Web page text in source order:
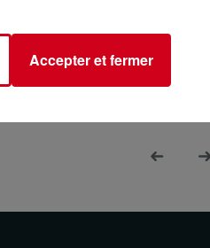
sur RDC Radio Couserans.
Accepter et fermer